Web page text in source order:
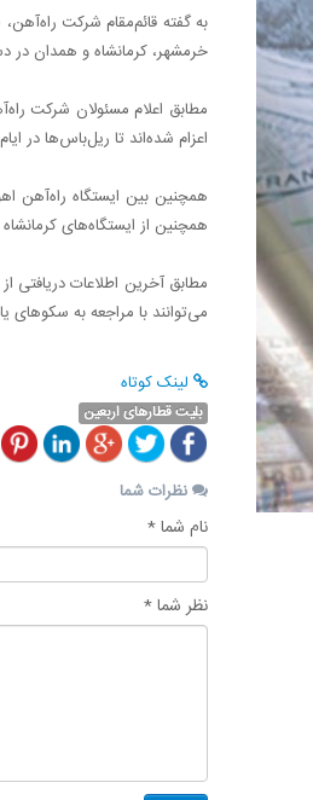
خرمشهر، کرمانشاه و همدان‌ در
اعزام شده‌اند تا ریل‌باس‌ها در
همچنین بین ایستگاه راه‌آهن
همچنین از ایستگاه‌های
می‌توانند با مراجعه به سکوهای
لینک کوتاه
بلیت قطارهای اربعین
نظرات شما
نام شما *
نظر شما *